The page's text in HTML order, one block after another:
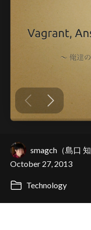
smagch（島口
October 27, 2013
Technology